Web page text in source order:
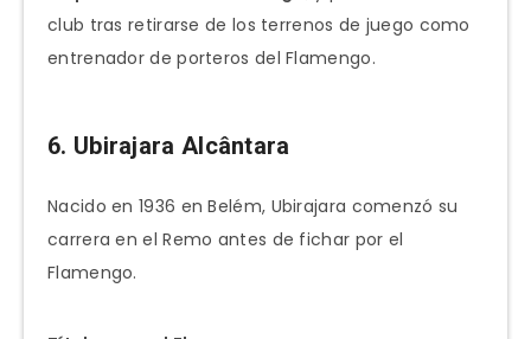
club tras retirarse de los terrenos de juego como
entrenador de porteros del Flamengo.
6. Ubirajara Alcântara
Nacido en 1936 en Belém, Ubirajara comenzó su
carrera en el Remo antes de fichar por el
Flamengo.